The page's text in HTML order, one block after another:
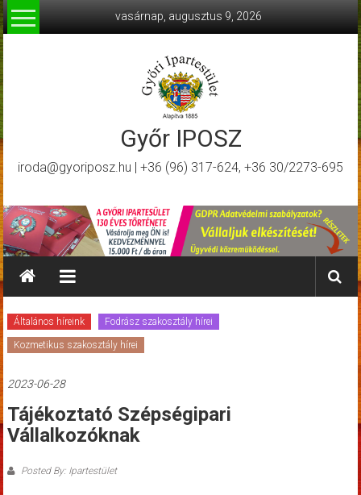
Skip
to
content
vasárnap, augusztus 9, 2026
Győr IPOSZ
iroda@gyoriposz.hu | +36 (96) 317-624, +36 30/2273-695
Általános híreink Fodrász szakosztály hírei
Kozmetikus szakosztály hírei
2023-06-28
Tájékoztató Szépségipari
Vállalkozóknak
Posted By: Ipartestület